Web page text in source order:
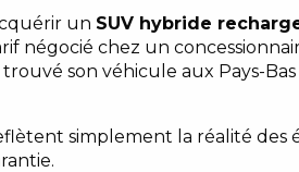
un SUV hybride
négocié chez un
son véhicule aux Pays-Bas
simplement la réalité